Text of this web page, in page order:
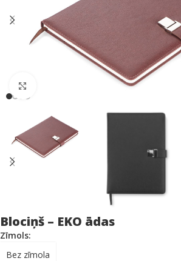
Blociņš – EKO ādas
Zīmols:
Bez zīmola